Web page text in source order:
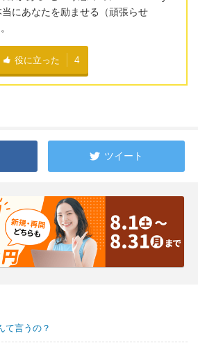
にあなたを励ませる（頑張らせ
役に立った 4
ツイート
て言うの？